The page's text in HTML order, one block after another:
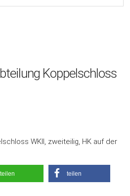
Koppelschloss
WKII, zweiteilig, HK auf der
teilen teilen